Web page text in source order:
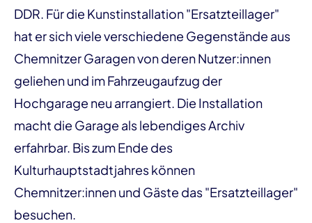
DDR. Für die Kunstinstallation "Ersatzteillager"
hat er sich viele verschiedene Gegenstände aus
Chemnitzer Garagen von deren Nutzer:innen
geliehen und im Fahrzeugaufzug der
Hochgarage neu arrangiert. Die Installation
macht die Garage als lebendiges Archiv
erfahrbar. Bis zum Ende des
Kulturhauptstadtjahres können
Chemnitzer:innen und Gäste das "Ersatzteillager"
besuchen.